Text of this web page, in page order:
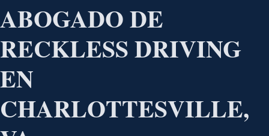
ABOGADO DE
RECKLESS DRIVING
EN
CHARLOTTESVILLE,